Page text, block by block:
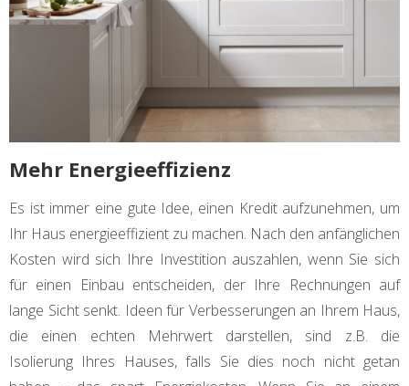
Mehr Energieeffizienz
Es ist immer eine gute Idee, einen Kredit aufzunehmen, um
Ihr Haus energieeffizient zu machen. Nach den anfänglichen
Kosten wird sich Ihre Investition auszahlen, wenn Sie sich
für einen Einbau entscheiden, der Ihre Rechnungen auf
lange Sicht senkt. Ideen für Verbesserungen an Ihrem Haus,
die einen echten Mehrwert darstellen, sind z.B. die
Isolierung Ihres Hauses, falls Sie dies noch nicht getan